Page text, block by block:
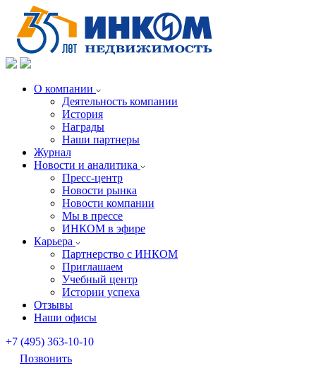
О компании
Деятельность компании
История
Награды
Наши партнеры
Журнал
Новости и аналитика
Пресс-центр
Новости рынка
Новости компании
Мы в прессе
ИНКОМ в эфире
Карьера
Партнерство с ИНКОМ
Приглашаем
Учебный центр
Истории успеха
Отзывы
Наши офисы
+7 (495) 363-10-10
Позвонить